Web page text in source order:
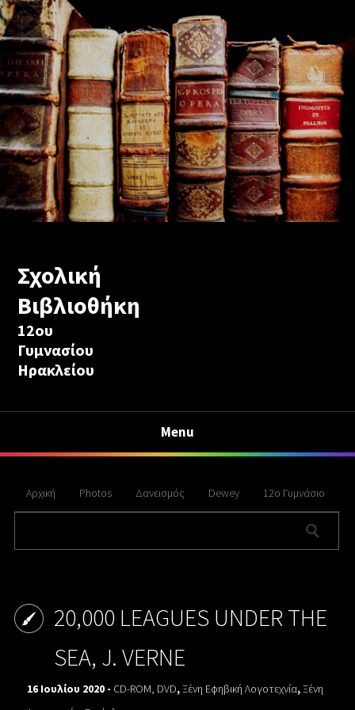
Σχολική
Βιβλιοθήκη
12ου
Γυμνασίου
Ηρακλείου
Menu
Αρχική Photos Δανεισμός Dewey 12ο Γυμνάσιο
20,000 LEAGUES UNDER THE
SEA, J. VERNE
16 Ιουλίου 2020 - CD-ROM, DVD,Ξένη Εφηβική Λογοτεχνία,Ξένη